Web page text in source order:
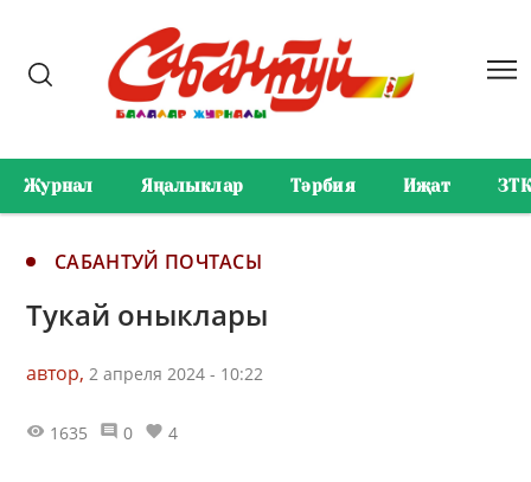
Журнал Яңалыклар Тәрбия Иҗат ЗТК
САБАНТУЙ ПОЧТАСЫ
Тукай оныклары
автор, 2 апреля 2024 - 10:22
1635 0 4